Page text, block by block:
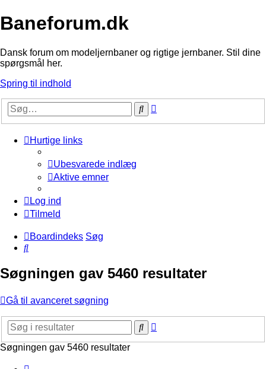
Baneforum.dk
Dansk forum om modeljernbaner og rigtige jernbaner. Stil dine
spørgsmål her.
Spring til indhold
Søg
Hurtige links
Ubesvarede indlæg
Aktive emner
Log ind
Tilmeld
Boardindeks Søg
Søg
Søgningen gav 5460 resultater
Gå til avanceret søgning
Søg
Søgningen gav 5460 resultater